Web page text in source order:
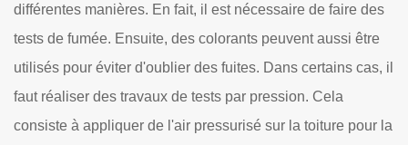
différentes manières. En fait, il est nécessaire de faire des
tests de fumée. Ensuite, des colorants peuvent aussi être
utilisés pour éviter d'oublier des fuites. Dans certains cas, il
faut réaliser des travaux de tests par pression. Cela
consiste à appliquer de l'air pressurisé sur la toiture pour la